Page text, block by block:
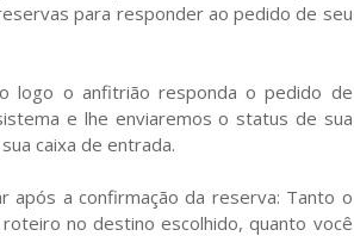
para responder ao pedido de seu
logo o anfitrião responda o pedido de
e lhe enviaremos o status de sua
caixa de entrada.
a confirmação da reserva: Tanto o
no destino escolhido, quanto você